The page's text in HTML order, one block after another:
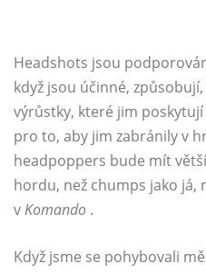
Headshots jsou
když jsou účinné,
výrůstky, které jim
pro to, aby jim zabránily v
headpoppers bude mít
hordu, než chumps jako já,
vKomando .
Když jsme se pohybovali